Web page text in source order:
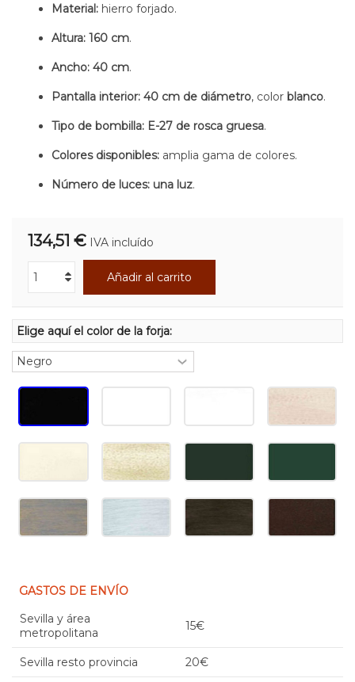
Material: hierro forjado.
Altura: 160 cm.
Ancho: 40 cm.
Pantalla interior: 40 cm de diámetro, color blanco.
Tipo de bombilla: E-27 de rosca gruesa.
Colores disponibles: amplia gama de colores.
Número de luces: una luz.
134,51 € IVA incluído
Añadir al carrito
Elige aquí el color de la forja:
GASTOS DE ENVÍO
Sevilla y área
metropolitana
15€
Sevilla resto provincia 20€